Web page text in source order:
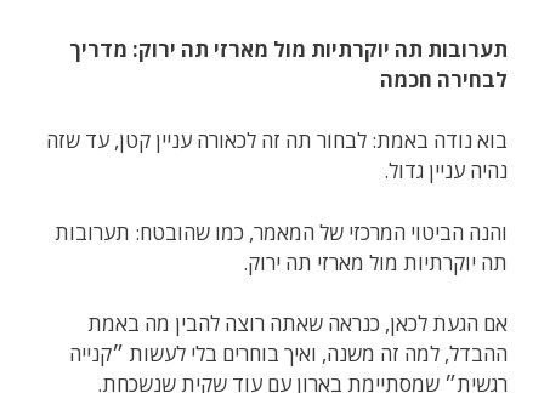
תערובות תה יוקרתיות מול מארזי תה ירוק: מדריך
לבחירה חכמה
בוא נודה באמת: לבחור תה זה לכאורה עניין קטן, עד שזה
נהיה עניין גדול.
והנה הביטוי המרכזי של המאמר, כמו שהובטח: תערובות
תה יוקרתיות מול מארזי תה ירוק.
אם הגעת לכאן, כנראה שאתה רוצה להבין מה באמת
ההבדל, למה זה משנה, ואיך בוחרים בלי לעשות ״קנייה
רגשית״ שמסתיימת בארון עם עוד שקית שנשכחת.